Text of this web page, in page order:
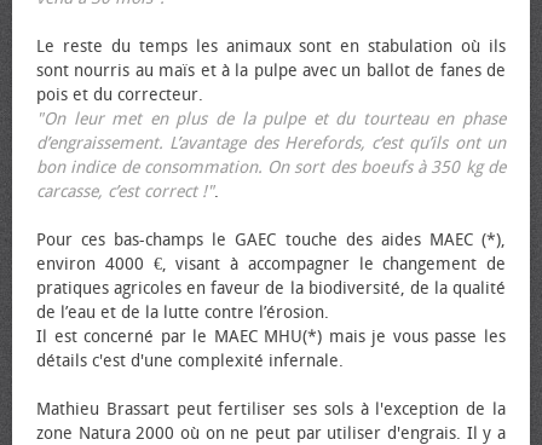
Le reste du temps les animaux sont en stabulation où ils
sont nourris au maïs et à la pulpe avec un ballot de fanes de
pois et du correcteur.
"On leur met en plus de la pulpe et du tourteau en phase
d’engraissement. L’avantage des Herefords, c’est qu’ils ont un
bon indice de consommation. On sort des bœufs à 350 kg de
carcasse, c’est correct !".
Pour ces bas-champs le GAEC touche des aides MAEC (*),
environ 4000 €, visant à accompagner le changement de
pratiques agricoles en faveur de la biodiversité, de la qualité
de l’eau et de la lutte contre l’érosion.
Il est concerné par le MAEC MHU(*) mais je vous passe les
détails c'est d'une complexité infernale.
Mathieu Brassart peut fertiliser ses sols à l'exception de la
zone Natura 2000 où on ne peut par utiliser d'engrais. Il y a